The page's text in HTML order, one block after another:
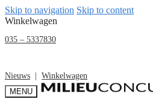
Skip to navigation Skip to content
Winkelwagen
035 – 5337830
Nieuws
Winkelwagen
MENU